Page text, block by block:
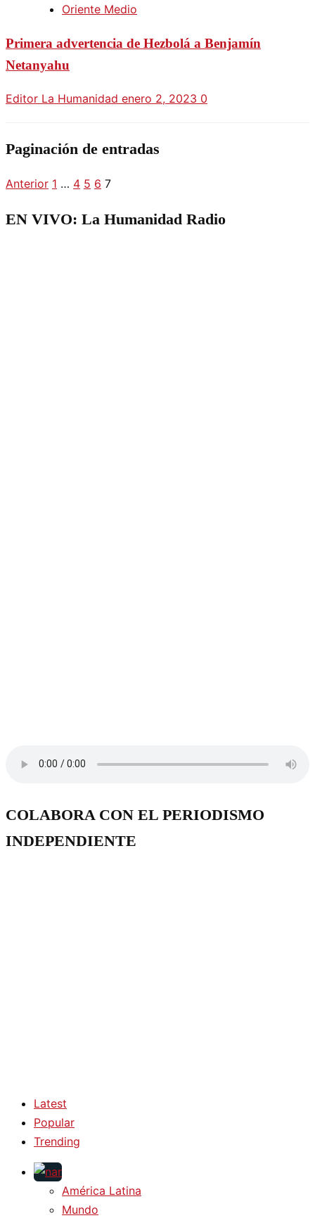
Oriente Medio
Primera advertencia de Hezbolá a Benjamín
Netanyahu
Editor La Humanidad enero 2, 2023 0
Paginación de entradas
Anterior 1 … 4 5 6 7
EN VIVO: La Humanidad Radio
COLABORA CON EL PERIODISMO
INDEPENDIENTE
Latest
Popular
Trending
América Latina
Mundo